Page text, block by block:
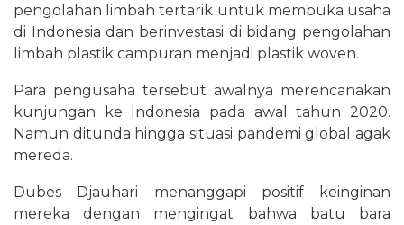
pengolahan limbah tertarik untuk membuka usaha
di Indonesia dan berinvestasi di bidang pengolahan
limbah plastik campuran menjadi plastik woven.
Para pengusaha tersebut awalnya merencanakan
kunjungan ke Indonesia pada awal tahun 2020.
Namun ditunda hingga situasi pandemi global agak
mereda.
Dubes Djauhari menanggapi positif keinginan
mereka dengan mengingat bahwa batu bara